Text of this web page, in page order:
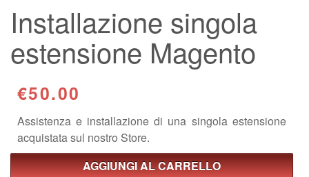
Installazione singola
estensione Magento
€50.00
Assistenza e installazione di una singola estensione
acquistata sul nostro Store.
AGGIUNGI AL CARRELLO